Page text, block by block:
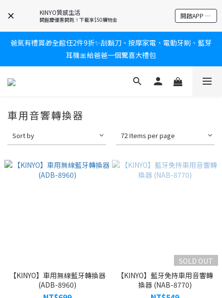
KINYO質感生活
開館慶優惠開跑！下載享$50購物金 開啟APP 享隱藏優惠
新會員送$100購物金✨再享消費回饋無極限
新會員送$100購物金✨再享消費回饋無極限
爸氣有禮賞🎁全館任2件9折✨刮鬍刀、按摩家電、電動牙刷、藍芽
耳機🎀給爸爸一個驚喜大禮包
炎熱夏日救星☀️秒凍扇登場💙半導體製冷 x 微米級冰霧，一秒開
新會員送$100購物金✨再享消費回饋無極限
車用音響轉換器
Sort by 72 Items per page
【KINYO】車用無線藍牙轉換器
(ADB-8960)
SOLD OUT
【KINYO】藍牙免持車用音響轉
換器 (NAB-8770)